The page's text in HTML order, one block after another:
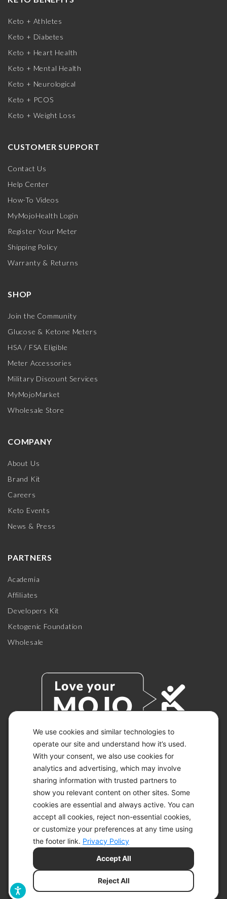
We use cookies and similar technologies to
operate our site and understand how it’s used.
With your consent, we also use cookies for
analytics and advertising, which may involve
sharing information with trusted partners to
show you relevant content on other sites. Some
cookies are essential and always active. You can
accept all cookies, reject non-essential cookies,
or customize your preferences at any time using
the footer link. Privacy Policy
Reject All
Accept All
Keto + Athletes
Keto + Diabetes
Keto + Heart Health
Keto + Mental Health
Keto + Neurological
Keto + PCOS
Keto + Weight Loss
CUSTOMER SUPPORT
Contact Us
Help Center
How-To Videos
MyMojoHealth Login
Register Your Meter
Shipping Policy
Warranty & Returns
SHOP
Join the Community
Glucose & Ketone Meters
HSA / FSA Eligible
Meter Accessories
Military Discount Services
MyMojoMarket
Wholesale Store
COMPANY
About Us
Brand Kit
Careers
Keto Events
News & Press
PARTNERS
Academia
Affiliates
Developers Kit
Ketogenic Foundation
Wholesale
© 2026 KETO-MOJO.
ALL RIGHTS RESERVED.
ACCESSIBILITY STATEMENT
DISCLAIMER
PRIVACY CHOICES
PRIVACY POLICY
SITEMAP
TERMS OF SERVICE